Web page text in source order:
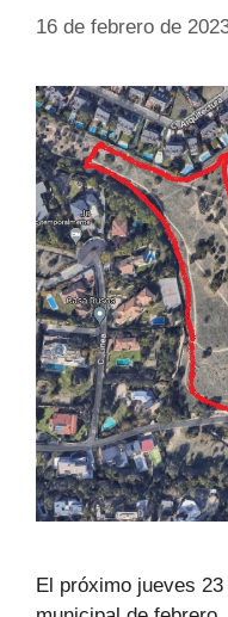
16 de febrero de
El próximo jueves